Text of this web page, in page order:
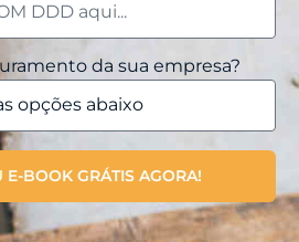
da sua empresa?
E-BOOK GRÁTIS AGORA!